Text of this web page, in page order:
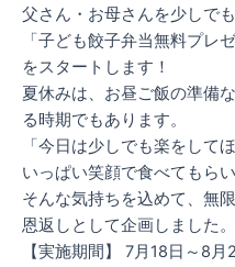
父さん・お母さんを少しで
「子ども餃子弁当無料プレ
をスタートします！
夏休みは、お昼ご飯の準備
る時期でもあります。
「今日は少しでも楽をして
いっぱい笑顔で食べてもらい
そんな気持ちを込めて、無
恩返しとして企画しました。
【実施期間】 7月18日～8月